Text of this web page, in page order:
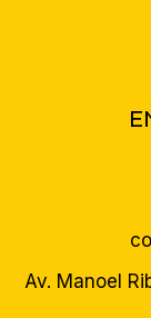
Av. Manoel